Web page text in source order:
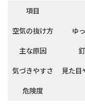
項目
空気の抜け方
ゆ
主な原因
気づきやすさ
見た目
危険度